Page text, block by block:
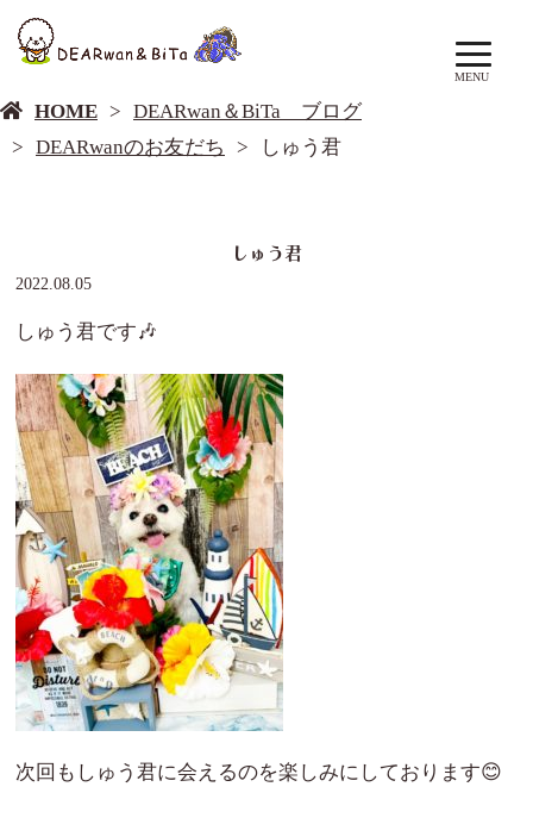
MENU
HOME
DEARwan＆BiTa ブログ
DEARwanのお友だち
しゅう君
しゅう君
2022.08.05
しゅう君です🎶
次回もしゅう君に会えるのを楽しみにしております😊